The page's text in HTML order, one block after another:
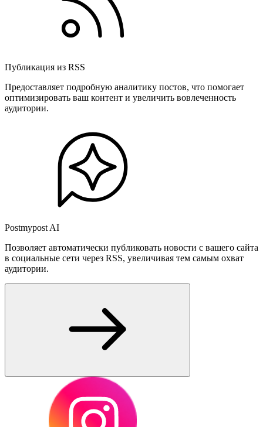
Публикация из RSS
Предоставляет подробную аналитику постов, что помогает
оптимизировать ваш контент и увеличить вовлеченность
аудитории.
Postmypost AI
Позволяет автоматически публиковать новости с вашего сайта
в социальные сети через RSS, увеличивая тем самым охват
аудитории.